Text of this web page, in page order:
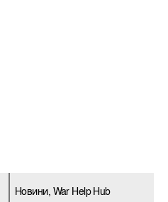
Новини, War Help Hub